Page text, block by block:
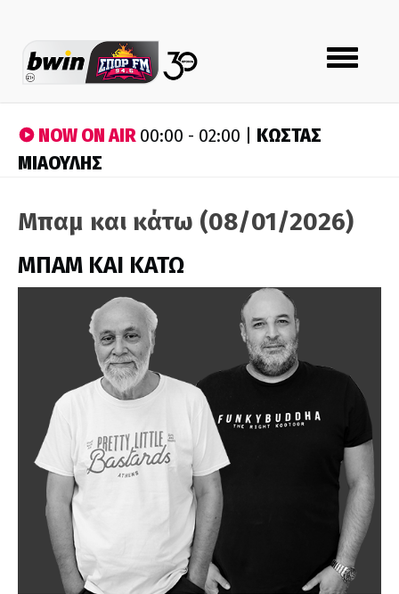
Toggle
navigation
NOW ON AIR00:00 - 02:00 | ΚΩΣΤΑΣ
ΜΙΑΟΥΛΗΣ
Μπαμ και κάτω (08/01/2026)
ΜΠΑΜ ΚΑΙ ΚΑΤΩ